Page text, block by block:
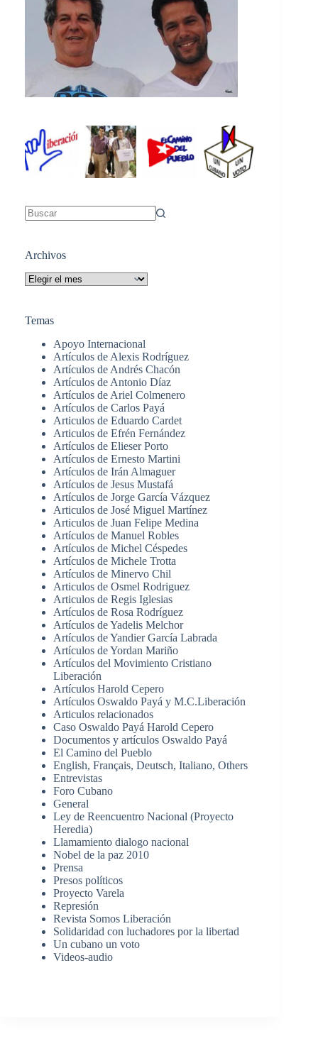
Archivos
Archivos
Temas
Apoyo Internacional
Artículos de Alexis Rodríguez
Artículos de Andrés Chacón
Artículos de Antonio Díaz
Artículos de Ariel Colmenero
Artículos de Carlos Payá
Articulos de Eduardo Cardet
Articulos de Efrén Fernández
Artículos de Elieser Porto
Artículos de Ernesto Martini
Artículos de Irán Almaguer
Artículos de Jesus Mustafá
Artículos de Jorge García Vázquez
Articulos de José Miguel Martínez
Articulos de Juan Felipe Medina
Artículos de Manuel Robles
Artículos de Michel Céspedes
Artículos de Michele Trotta
Artículos de Minervo Chil
Articulos de Osmel Rodriguez
Articulos de Regis Iglesias
Artículos de Rosa Rodríguez
Artículos de Yadelis Melchor
Artículos de Yandier García Labrada
Artículos de Yordan Mariño
Artículos del Movimiento Cristiano
Liberación
Artículos Harold Cepero
Artículos Oswaldo Payá y M.C.Liberación
Articulos relacionados
Caso Oswaldo Payá Harold Cepero
Documentos y artículos Oswaldo Payá
El Camino del Pueblo
English, Français, Deutsch, Italiano, Others
Entrevistas
Foro Cubano
General
Ley de Reencuentro Nacional (Proyecto
Heredia)
Llamamiento dialogo nacional
Nobel de la paz 2010
Prensa
Presos políticos
Proyecto Varela
Represión
Revista Somos Liberación
Solidaridad con luchadores por la libertad
Un cubano un voto
Videos-audio